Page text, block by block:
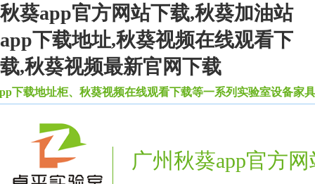
秋葵app官方网站下载,秋葵加油站
app下载地址,秋葵视频在线观看下
载,秋葵视频最新官网下载
地址柜、秋葵视频在线观看下载等一系列实验室设备家具
广州秋葵app官方